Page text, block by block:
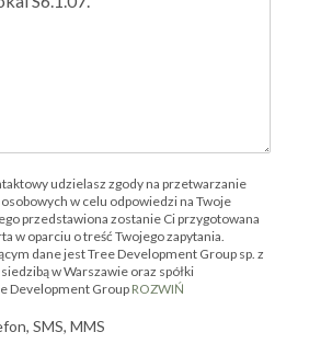
udzielasz zgody na przetwarzanie
w celu odpowiedzi na Twoje
przedstawiona zostanie Ci przygotowana
w oparciu o treść Twojego zapytania.
dane jest Tree Development Group sp. z
w Warszawie oraz spółki
Development Group ROZWIŃ
SMS, MMS